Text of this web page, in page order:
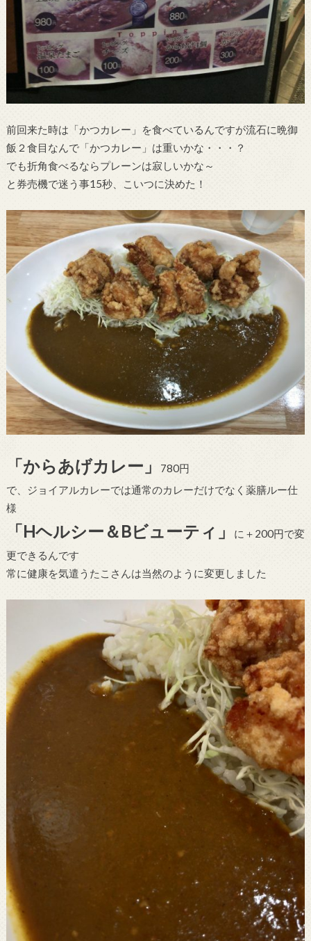
前回来た時は「かつカレー」を食べているんですが流石に晩御
飯２食目なんで「かつカレー」は重いかな・・・？
でも折角食べるならプレーンは寂しいかな～
と券売機で迷う事15秒、こいつに決めた！
「からあげカレー」
780円
で、ジョイアルカレーでは通常のカレーだけでなく薬膳ルー仕
様
「Hヘルシー＆Bビューティ」
に＋200円で変
更できるんです
常に健康を気遣うたこさんは当然のように変更しました